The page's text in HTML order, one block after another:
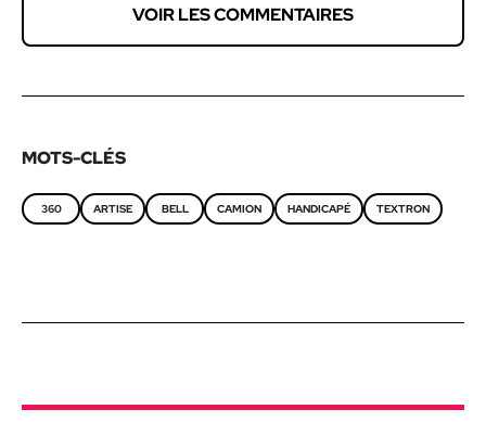
VOIR LES COMMENTAIRES
MOTS-CLÉS
360 ARTISE BELL CAMION HANDICAPÉ TEXTRON